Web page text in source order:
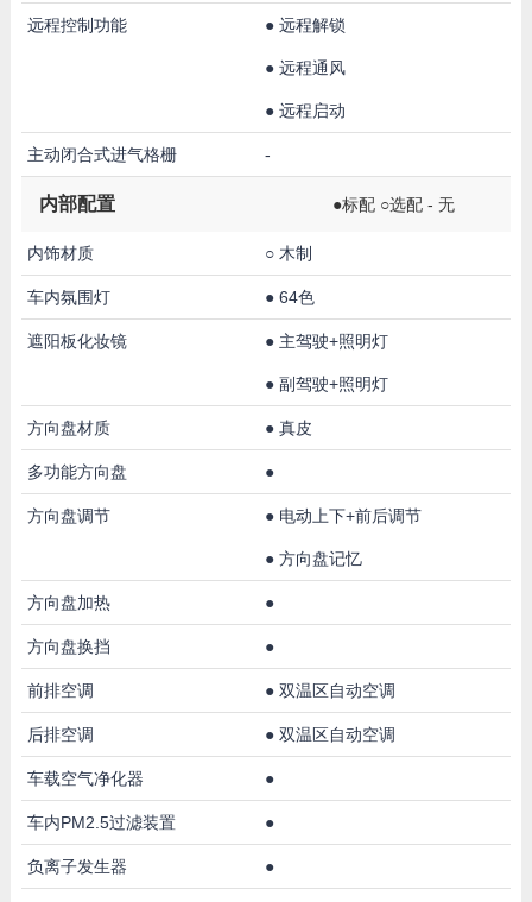
远程控制功能 ● 远程解锁
● 远程通风
● 远程启动
主动闭合式进气格栅 -
内部配置 ●标配 ○选配 - 无
内饰材质 ○ 木制
车内氛围灯 ● 64色
遮阳板化妆镜 ● 主驾驶+照明灯
● 副驾驶+照明灯
方向盘材质 ● 真皮
多功能方向盘 ●
方向盘调节 ● 电动上下+前后调节
● 方向盘记忆
方向盘加热 ●
方向盘换挡 ●
前排空调 ● 双温区自动空调
后排空调 ● 双温区自动空调
车载空气净化器 ●
车内PM2.5过滤装置 ●
负离子发生器 ●